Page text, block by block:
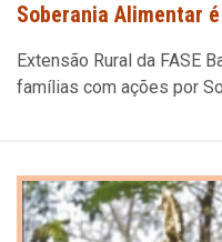
Soberania Alimentar
Extensão Rural da FASE
famílias com ações por